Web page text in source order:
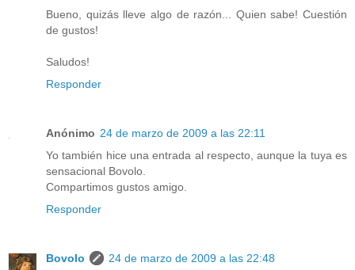
Bueno, quizás lleve algo de razón... Quien sabe! Cuestión
de gustos!
Saludos!
Responder
Anónimo 24 de marzo de 2009 a las 22:11
Yo también hice una entrada al respecto, aunque la tuya es
sensacional Bovolo.
Compartimos gustos amigo.
Responder
Bovolo
24 de marzo de 2009 a las 22:48